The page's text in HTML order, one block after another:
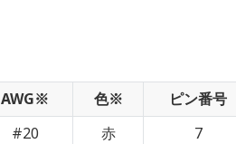
AWG※ 色※ ピン番号
#20 赤 7